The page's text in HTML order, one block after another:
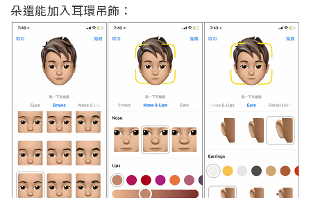
朵還能加入耳環吊飾：